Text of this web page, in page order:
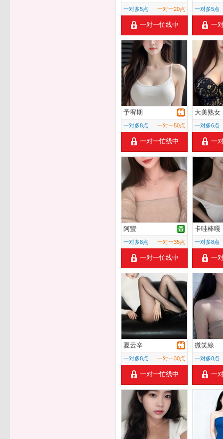
一对多5点 一对一20点
一对一忙线中
一对多5点
一
予宥期
一对多8点 一对一50点
一对一忙线中
大美熟女
一对多6点
一
阿蠻
一对多8点 一对一35点
一对一忙线中
卡哇棒嘎
一对多8点
一
夏云辛
一对多8点 一对一30点
一对一忙线中
微笑線
一对多8点
一